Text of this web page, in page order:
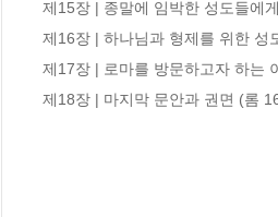
제15장 | 종말에 임박한 성도들에
제16장 | 하나님과 형제를 위한 성
제17장 | 로마를 방문하고자 하는
제18장 | 마지막 문안과 권면 (롬